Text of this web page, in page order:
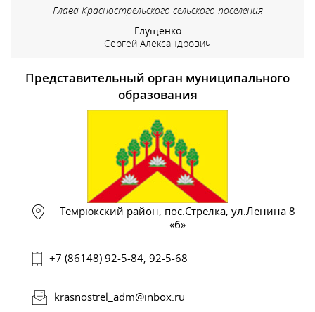
Глава Краснострельского сельского поселения
Глущенко
Сергей Александрович
Представительный орган муниципального
образования
Темрюкский район, пос.Стрелка, ул.Ленина 8
«б»
+7 (86148) 92-5-84, 92-5-68
krasnostrel_adm@inbox.ru